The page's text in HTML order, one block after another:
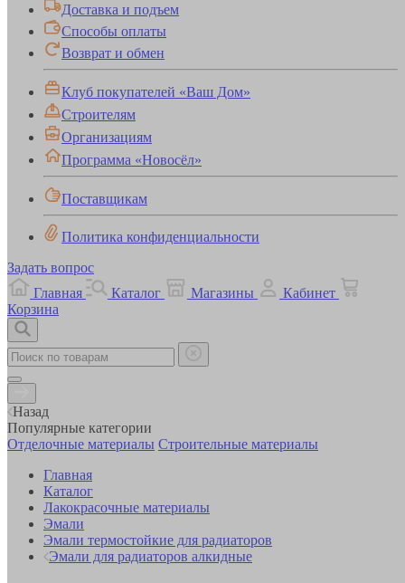
Доставка и подъем
Способы оплаты
Возврат и обмен
Клуб покупателей «Ваш Дом»
Строителям
Организациям
Программа «Новосёл»
Поставщикам
Политика конфиденциальности
Задать вопрос
Главная
Каталог Магазины
Кабинет
Корзина
Назад
Популярные категории
Отделочные материалы Строительные материалы
Главная
Каталог
Лакокрасочные материалы
Эмали
Эмали термостойкие для радиаторов
Эмали для радиаторов алкидные